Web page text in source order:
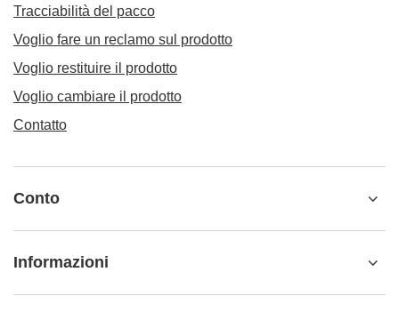
Tracciabilità del pacco
Voglio fare un reclamo sul prodotto
Voglio restituire il prodotto
Voglio cambiare il prodotto
Contatto
Conto
Informazioni